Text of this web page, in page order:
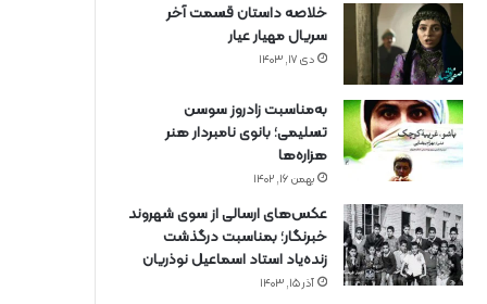
خلاصه داستان قسمت آخر
سریال مهیار عیار
دی ۱۷, ۱۴۰۳
به‌مناسبت زادروز سوسن
تسلیمی؛ بانوی نامبردار هنر
هزاره‌ها
بهمن ۱۶, ۱۴۰۲
عکس‌های ارسالی از سوی شهروند
خبرنگار؛ بمناسبت درگذشت
زنده‌یاد استاد اسماعیل نوذریان
آذر ۱۵, ۱۴۰۳